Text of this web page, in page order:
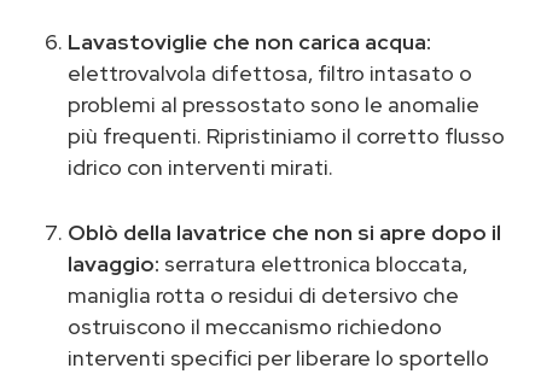
Lavastoviglie che non carica acqua:
elettrovalvola difettosa, filtro intasato o
problemi al pressostato sono le anomalie
più frequenti. Ripristiniamo il corretto flusso
idrico con interventi mirati.
Oblò della lavatrice che non si apre dopo il
lavaggio: serratura elettronica bloccata,
maniglia rotta o residui di detersivo che
ostruiscono il meccanismo richiedono
interventi specifici per liberare lo sportello